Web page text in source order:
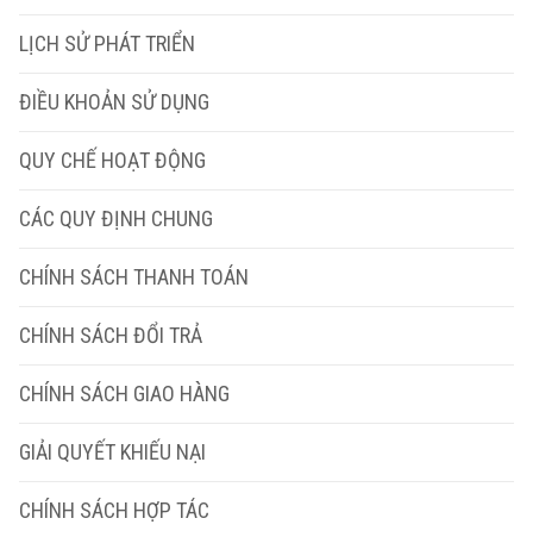
LỊCH SỬ PHÁT TRIỂN
ĐIỀU KHOẢN SỬ DỤNG
QUY CHẾ HOẠT ĐỘNG
CÁC QUY ĐỊNH CHUNG
CHÍNH SÁCH THANH TOÁN
CHÍNH SÁCH ĐỔI TRẢ
CHÍNH SÁCH GIAO HÀNG
GIẢI QUYẾT KHIẾU NẠI
CHÍNH SÁCH HỢP TÁC